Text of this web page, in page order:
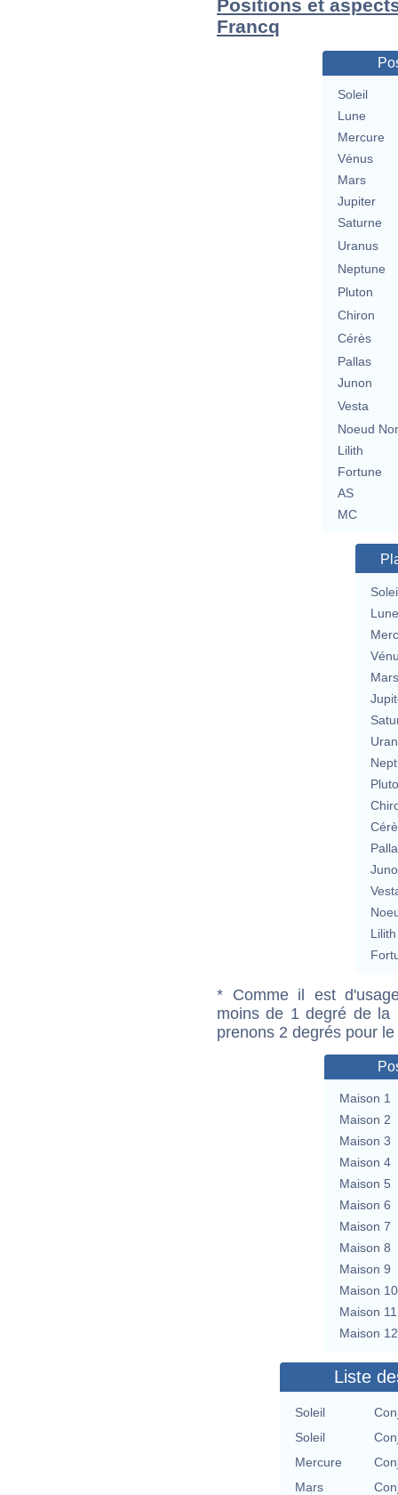
Positions et
Francq
Soleil
Lune
Mercure
Vénus
Mars
Jupiter
Saturne
Uranus
Neptune
Pluton
Chiron
Cérès
Pallas
Junon
Vesta
Noeud
Lilith
Fortune
AS
MC
Lune
Mars
Lilith
* Comme il est
moins de 1 degré de la
prenons 2 degrés pour
Maison 1
Maison 2
Maison 3
Maison 4
Maison 5
Maison 6
Maison 7
Maison 8
Maison 9
Maison 10
Maison 11
Maison 12
Liste
Soleil
Soleil
Mercure
Mars